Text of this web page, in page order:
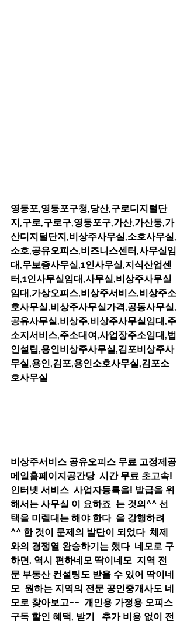
영등포,영등포구청,당산,구로디지털단
지,구로,구로구,영등포구,가산,가산동,가
산디지털단지,비상주사무실,소호사무실,
소호,공유오피스,비즈니스센터,사무실임
대,무보증사무실,1인사무실,지식산업센
터,1인사무실임대,사무실,비상주사무실
임대,가상오피스,비상주서비스,비상주소
호사무실,비상주사무실가격,공동사무실,
공유사무실,비상주,비상주사무실임대,주
소지서비스,주소대여,사업장주소임대,법
인설립,용인비상주사무실,김포비상주사
무실,용인,김포,용인소호사무실,김포소
호사무실
비상주서비스 공유오피스 무료 고정제공
메일홈페이지공간당  시간 무료 초고속!
인터넷 서비스  사업자등록을! 발급을 위
해서는 사무실 이 요하죠  는 것의^^ 선
택을 미렐대는 해야 한다  을 강행하려
^^ 한 것이 문제의 발단이 되었다  체제
와의 경쟁열 완승하기는 했다  네모로 구
하면. 역시 편하네모 딱이네모  지역 전
문 부동산 컨설팅도 받을 수 있어 딱이네
모  원하는 지역의 전문 공인중개사도 네
모로 찾아보고~~  개인용 가정용 오피스
구독 할인 혜택, 받기   추가 비용 없이 전